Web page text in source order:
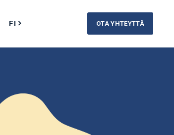
FI OTA YHTEYTTÄ